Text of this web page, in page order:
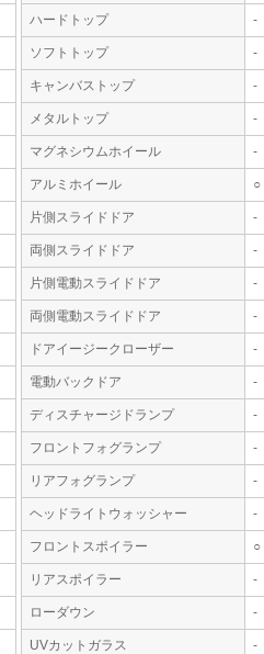
ハードトップ -
ソフトトップ -
キャンバストップ -
メタルトップ -
マグネシウムホイール -
アルミホイール ○
片側スライドドア -
両側スライドドア -
片側電動スライドドア -
両側電動スライドドア -
ドアイージークローザー -
電動バックドア -
ディスチャージドランプ -
フロントフォグランプ -
リアフォグランプ -
ヘッドライトウォッシャー -
フロントスポイラー ○
リアスポイラー -
ローダウン -
UVカットガラス -